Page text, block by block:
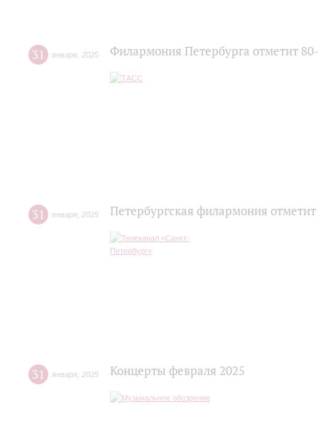
31 января 2025 Филармония Петербурга отметит
31 января 2025 Петербургская филармония
31 января 2025 Концерты февраля 2025